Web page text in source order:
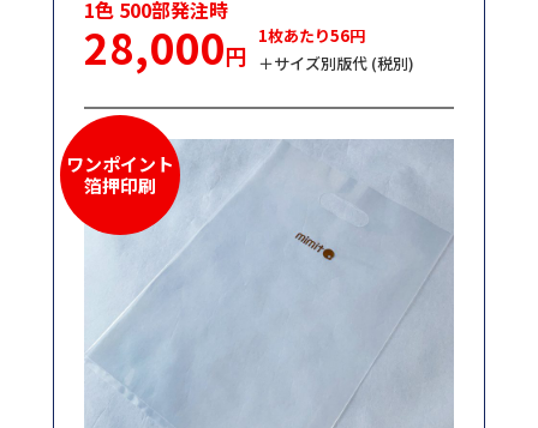
1色 500部発注時
28,000円
1枚あたり56円
＋サイズ別版代 (税別)
ワンポイント
箔押印刷